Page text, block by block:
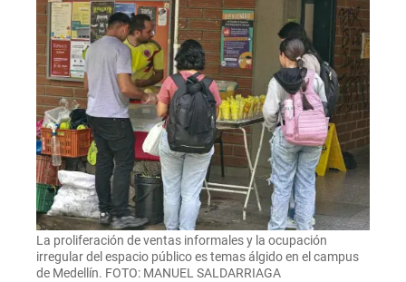
La proliferación de ventas informales y la ocupación
irregular del espacio público es temas álgido en el campus
de Medellín. FOTO: MANUEL SALDARRIAGA